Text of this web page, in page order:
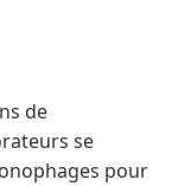
de
se
pour